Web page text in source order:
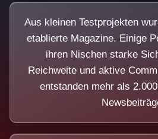
Aus kleinen Testprojekten
etablierte Magazine. Einige
ihren Nischen starke
Reichweite und aktive
entstanden mehr als